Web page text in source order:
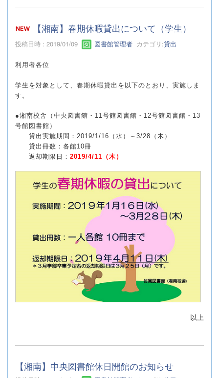
【湘南】春期休暇貸出について（学生）
投稿日時 : 2019/01/09 図書館管理者 カテゴリ:貸出
利用者各位
学生を対象として、春期休暇貸出を以下のとおり、実施しま
す。
●湘南校舎（中央図書館・11号館図書館・12号館図書館・13
号館図書館）
貸出実施期間：2019/1/16（水）～3/28（木）
貸出冊数：各館10冊
返却期限日： 2019/4/11（木）
以上
【湘南】中央図書館休日開館のお知らせ